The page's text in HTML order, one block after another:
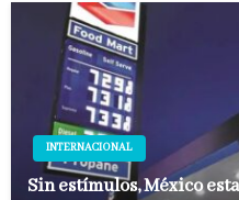
INTERNACIONAL
Sin estímulos, México